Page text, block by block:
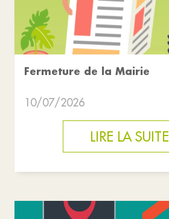
Fermeture de la Mairie
10/07/2026
LIRE LA SUITE